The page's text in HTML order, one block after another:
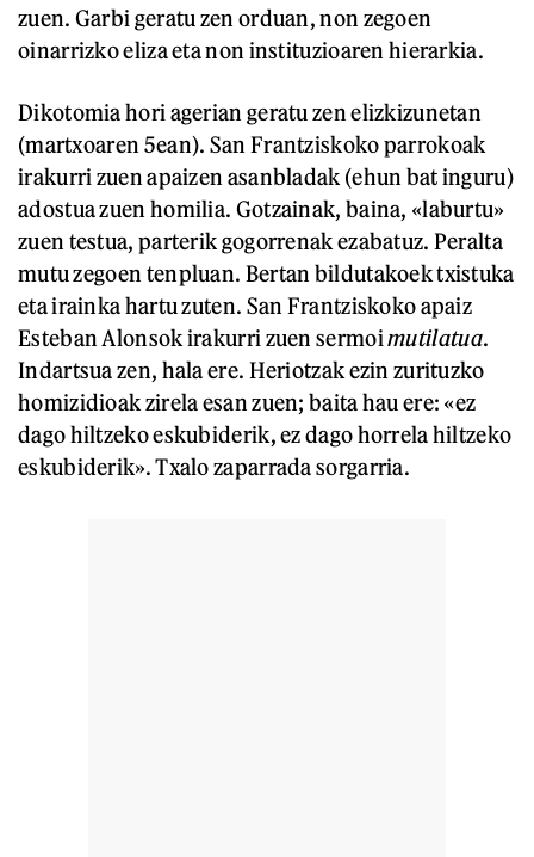
zuen. Garbi geratu zen orduan, non zegoen
oinarrizko eliza eta non instituzioaren hierarkia.
Dikotomia hori agerian geratu zen elizkizunetan
(martxoaren 5ean). San Frantziskoko parrokoak
irakurri zuen apaizen asanbladak (ehun bat inguru)
adostua zuen homilia. Gotzainak, baina, «laburtu»
zuen testua, parterik gogorrenak ezabatuz. Peralta
mutu zegoen tenpluan. Bertan bildutakoek txistuka
eta irainka hartu zuten. San Frantziskoko apaiz
Esteban Alonsok irakurri zuen sermoimutilatua.
Indartsua zen, hala ere. Heriotzak ezin zurituzko
homizidioak zirela esan zuen; baita hau ere: «ez
dago hiltzeko eskubiderik, ez dago horrela hiltzeko
eskubiderik». Txalo zaparrada sorgarria.